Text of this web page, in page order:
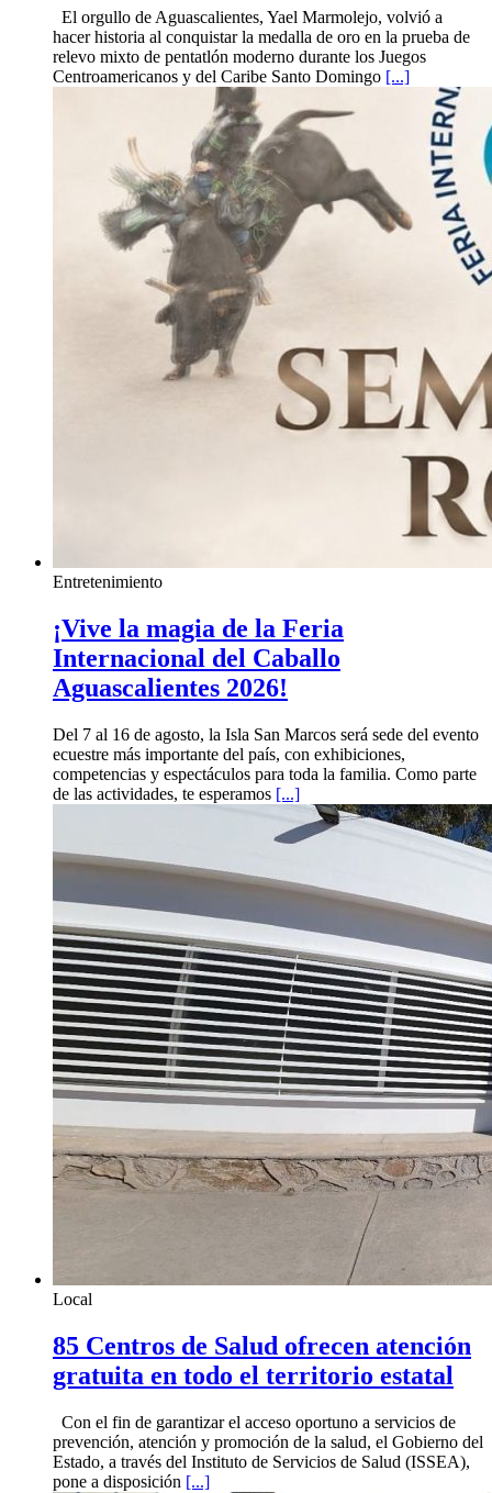
El orgullo de Aguascalientes, Yael Marmolejo, volvió a
hacer historia al conquistar la medalla de oro en la prueba de
relevo mixto de pentatlón moderno durante los Juegos
Centroamericanos y del Caribe Santo Domingo [...]
Entretenimiento
¡Vive la magia de la Feria
Internacional del Caballo
Aguascalientes 2026!
Del 7 al 16 de agosto, la Isla San Marcos será sede del evento
ecuestre más importante del país, con exhibiciones,
competencias y espectáculos para toda la familia. Como parte
de las actividades, te esperamos [...]
Local
85 Centros de Salud ofrecen atención
gratuita en todo el territorio estatal
Con el fin de garantizar el acceso oportuno a servicios de
prevención, atención y promoción de la salud, el Gobierno del
Estado, a través del Instituto de Servicios de Salud (ISSEA),
pone a disposición [...]